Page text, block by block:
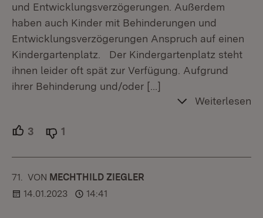
und Entwicklungsverzögerungen. Außerdem
haben auch Kinder mit Behinderungen und
Entwicklungsverzögerungen Anspruch auf einen
Kindergartenplatz. Der Kindergartenplatz steht
ihnen leider oft spät zur Verfügung. Aufgrund
ihrer Behinderung und/oder […]
Weiterlesen
3 Unterstützer.
1
71. KOMMENTAR
VON :MECHTHILD ZIEGLER
14.01.2023
14:41